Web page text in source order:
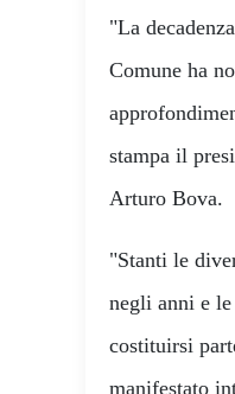
"La
Comune ha
stampa il
Arturo Bova.
"Stanti le
negli anni e
costituirsi
manifestato